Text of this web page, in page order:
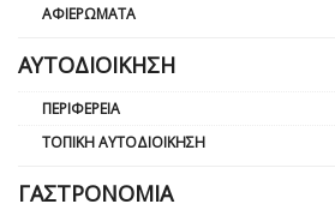
ΑΦΙΕΡΏΜΑΤΑ
ΑΥΤΟΔΙΟΊΚΗΣΗ
ΠΕΡΙΦΈΡΕΙΑ
ΤΟΠΙΚΉ ΑΥΤΟΔΙΟΊΚΗΣΗ
ΓΑΣΤΡΟΝΟΜΊΑ